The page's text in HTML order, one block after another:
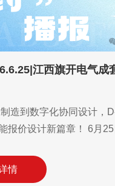
制造到数字化协同设计，
报价设计新篇章！ 6月
气成套有限公司(以下简
件达成合作协议，签约引
情